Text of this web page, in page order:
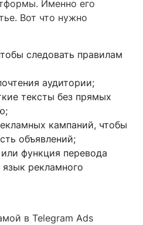
Именно его
Вот что нужно
следовать правилам
аудитории;
тексты без прямых
кампаний, чтобы
объявлений;
функция перевода
рекламного
в Telegram Ads